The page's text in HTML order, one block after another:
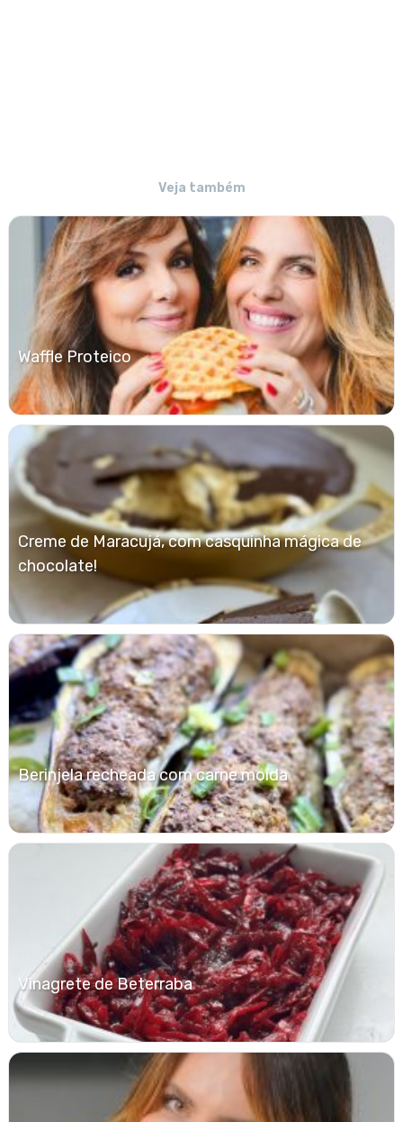
Veja também
Waffle Proteico
Creme de Maracujá, com casquinha mágica de
chocolate!
Berinjela recheada com carne moída
Vinagrete de Beterraba